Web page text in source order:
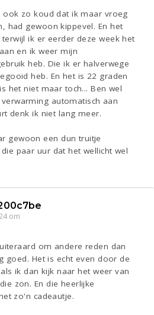
ook zo koud dat ik maar vroeg
had gewoon kippevel. En het
ik er eerder deze week het
en ik weer mijn
heb. Die ik er halverwege
heb. En het is 22 graden
het niet maar toch... Ben wel
automatisch aan
denk ik niet lang meer.
gewoon een dun truitje
paar uur dat het wellicht wel
om
om andere reden dan
goed. Het is echt even door de
ik dan kijk naar het weer van
zon. En die heerlijke
zo'n cadeautje.